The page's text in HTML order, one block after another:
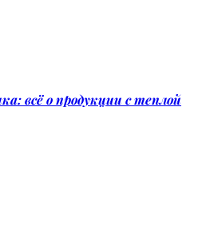
всё о продукции с теплой